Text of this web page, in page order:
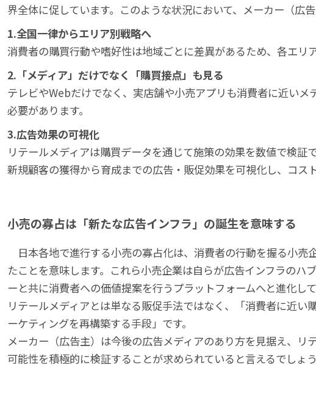
界全体に促しています。このような状況において、メーカー（広
1.全国一律からエリア別戦略へ
消費者の購買行動や嗜好性は地域ごとに差異があるため、各エリ
2.「メディア」だけでなく「購買接点」も見る
テレビやWebだけでなく、実店舗や小売アプリも消費者に近い
必要があります。
3.広告効果の可視化
リテールメディアは購買データを通じて施策の効果を数値で検証で
新規顧客の獲得から育成までの広告・販促効果を可視化し、コス
小売の寡占は「新たな広告インフラ」の誕生を意味する
日本各地で進行する小売の寡占化は、消費者の行動を握る小売
たことを意味します。これら小売企業は自らが広告インフラのハ
ーと共に消費者への価値提案を行うプラットフォームへと進化して
リテールメディアとは単なる販促手法ではなく、「消費者に近い
ーケティングを再構築する手段」です。
メーカー（広告主）は今後の広告メディアのあり方を見据え、リ
可能性を積極的に検証することが求められていると言えるでしょう